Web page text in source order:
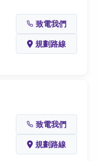
致電我們
規劃路線
致電我們
規劃路線